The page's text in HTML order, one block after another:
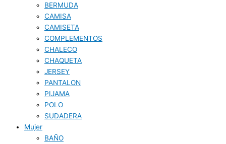
BERMUDA
CAMISA
CAMISETA
COMPLEMENTOS
CHALECO
CHAQUETA
JERSEY
PANTALON
PIJAMA
POLO
SUDADERA
Mujer
BAÑO